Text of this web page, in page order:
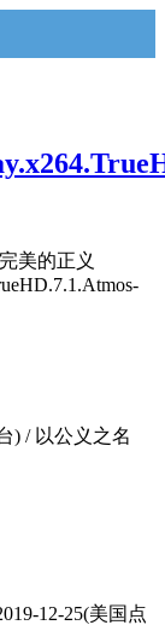
美的正义
/ 以公义之名
12-25(美国点